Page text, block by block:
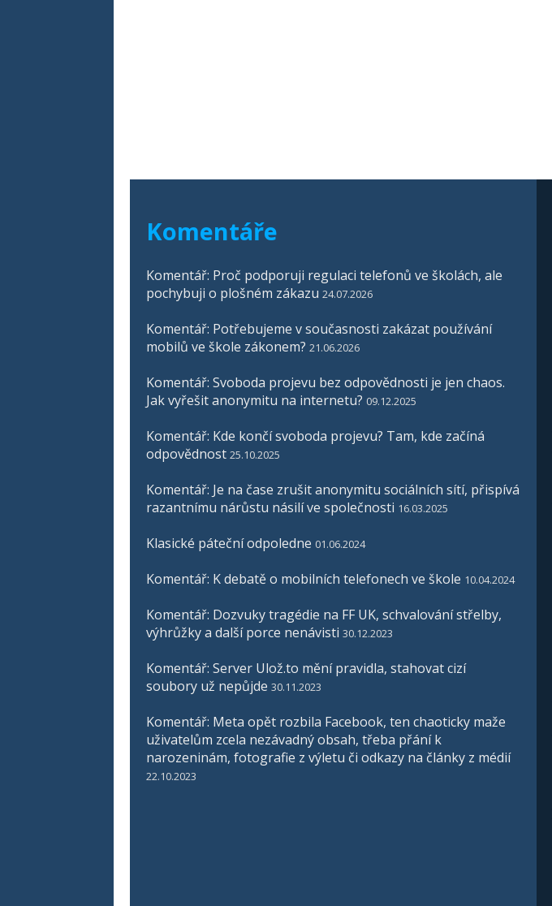
Komentáře
Komentář: Proč podporuji regulaci telefonů ve školách, ale
pochybuji o plošném zákazu 24.07.2026
Komentář: Potřebujeme v současnosti zakázat používání
mobilů ve škole zákonem? 21.06.2026
Komentář: Svoboda projevu bez odpovědnosti je jen chaos.
Jak vyřešit anonymitu na internetu? 09.12.2025
Komentář: Kde končí svoboda projevu? Tam, kde začíná
odpovědnost 25.10.2025
Komentář: Je na čase zrušit anonymitu sociálních sítí, přispívá
razantnímu nárůstu násilí ve společnosti 16.03.2025
Klasické páteční odpoledne 01.06.2024
Komentář: K debatě o mobilních telefonech ve škole 10.04.2024
Komentář: Dozvuky tragédie na FF UK, schvalování střelby,
výhrůžky a další porce nenávisti 30.12.2023
Komentář: Server Ulož.to mění pravidla, stahovat cizí
soubory už nepůjde 30.11.2023
Komentář: Meta opět rozbila Facebook, ten chaoticky maže
uživatelům zcela nezávadný obsah, třeba přání k
narozeninám, fotografie z výletu či odkazy na články z médií
22.10.2023